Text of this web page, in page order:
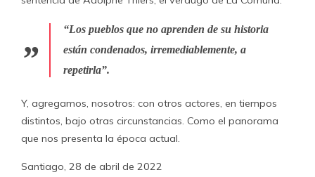
“Los pueblos que no aprenden de su historia
están condenados, irremediablemente, a
repetirla”.
Y, agregamos, nosotros: con otros actores, en tiempos
distintos, bajo otras circunstancias. Como el panorama
que nos presenta la época actual.
Santiago, 28 de abril de 2022